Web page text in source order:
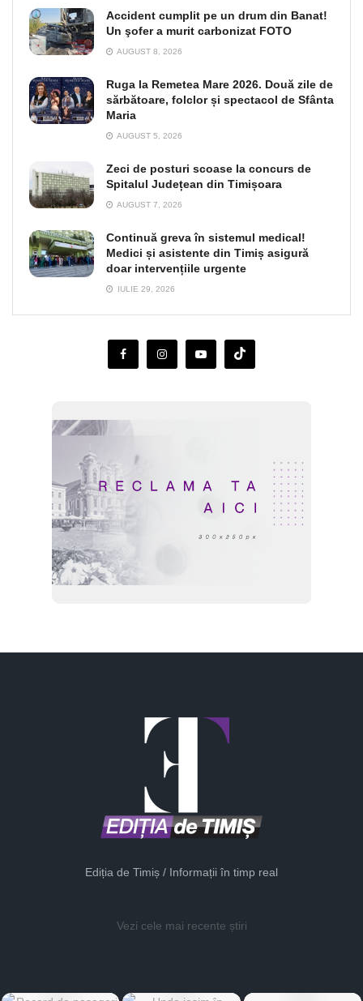
Accident cumplit pe un drum din Banat!
Un şofer a murit carbonizat FOTO
AUGUST 8, 2026
Ruga la Remetea Mare 2026. Două zile de
sărbătoare, folclor și spectacol de Sfânta
Maria
AUGUST 5, 2026
Zeci de posturi scoase la concurs de
Spitalul Județean din Timișoara
AUGUST 7, 2026
Continuă greva în sistemul medical!
Medici și asistente din Timiș asigură
doar intervențiile urgente
IULIE 29, 2026
Ediția de Timiș / Informații în timp real
Vezi cele mai recente știri